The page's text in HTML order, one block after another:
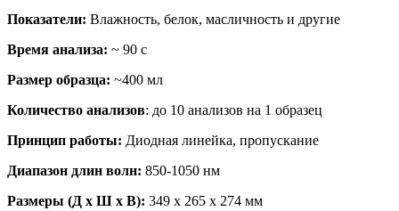
Показатели: Влажность, белок, масличность и другие
Время анализа: ~ 90 с
Размер образца: ~400 мл
Количество анализов: до 10 анализов на 1 образец
Принцип работы: Диодная линейка, пропускание
Диапазон длин волн: 850-1050 нм
Размеры (Д x Ш x В): 349 x 265 x 274 мм